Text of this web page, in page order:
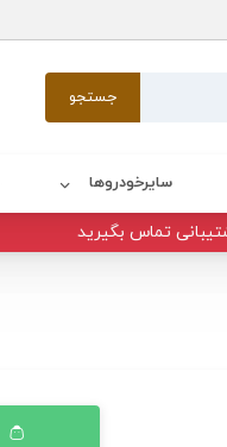
جستجو
سایرخودروها
تماس بگیرید